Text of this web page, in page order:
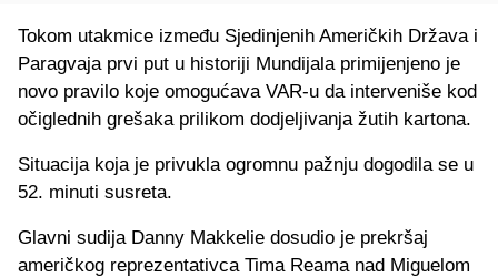
Tokom utakmice između Sjedinjenih Američkih Država i
Paragvaja prvi put u historiji Mundijala primijenjeno je
novo pravilo koje omogućava VAR-u da interveniše kod
očiglednih grešaka prilikom dodjeljivanja žutih kartona.
Situacija koja je privukla ogromnu pažnju dogodila se u
52. minuti susreta.
Glavni sudija Danny Makkelie dosudio je prekršaj
američkog reprezentativca Tima Reama nad Miguelom